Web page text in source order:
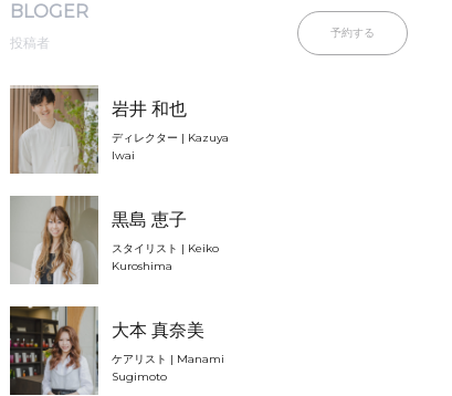
予約する
BLOGER
投稿者
岩井 和也
ディレクター | Kazuya
Iwai
黒島 恵子
スタイリスト | Keiko
Kuroshima
大本 真奈美
ケアリスト | Manami
Sugimoto